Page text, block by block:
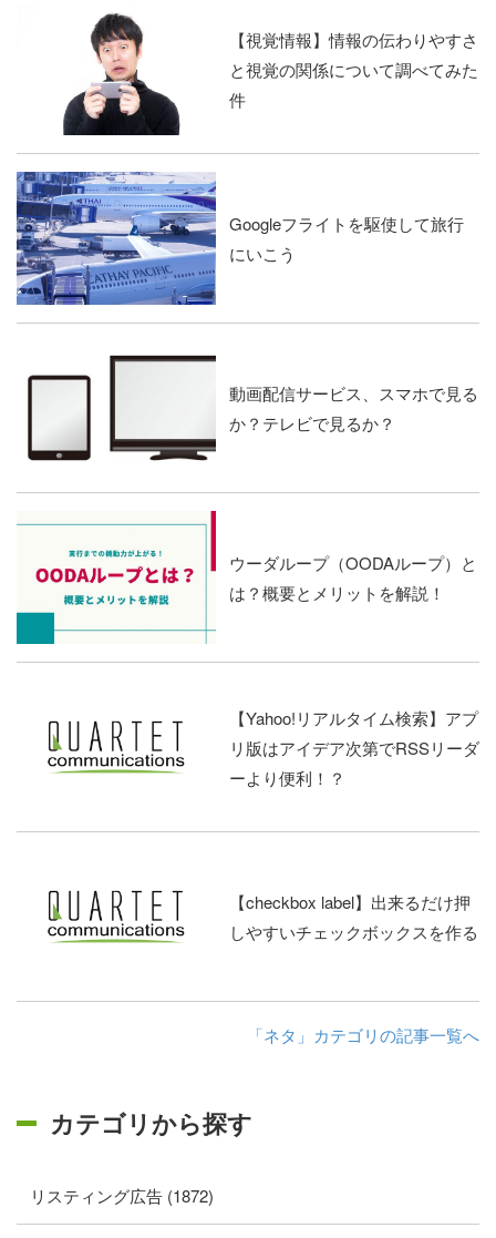
【視覚情報】情報の伝わりやすさ
と視覚の関係について調べてみた
件
Googleフライトを駆使して旅行
にいこう
動画配信サービス、スマホで見る
か？テレビで見るか？
ウーダループ（OODAループ）と
は？概要とメリットを解説！
【Yahoo!リアルタイム検索】アプ
リ版はアイデア次第でRSSリーダ
ーより便利！？
【checkbox label】出来るだけ押
しやすいチェックボックスを作る
「ネタ」カテゴリの記事一覧へ
カテゴリから探す
リスティング広告 (1872)